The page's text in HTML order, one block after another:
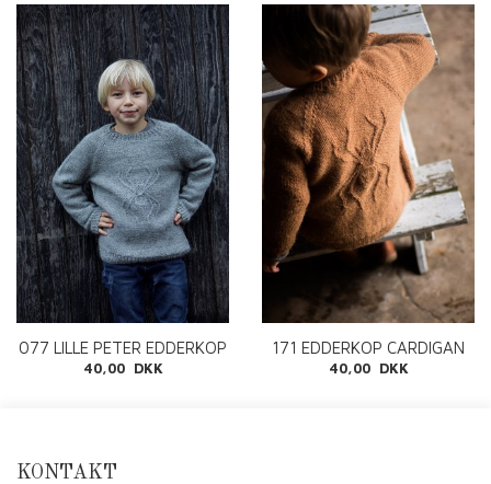
077 LILLE PETER EDDERKOP
PDF
40,00 DKK
171 EDDERKOP CARDIGAN
PDF
40,00 DKK
KONTAKT